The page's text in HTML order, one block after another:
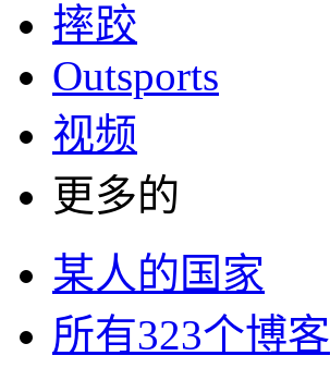
摔跤
Outsports
视频
更多的
某人的国家
所有323个博客